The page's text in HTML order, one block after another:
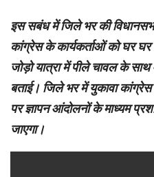
इस सबंध में जिले भर की
कांग्रेस के कार्यकर्ताओं को घर घर
जोड़ो यात्रा में पीले चावल के
बताई। जिले भर में युकावा
पर ज्ञापन आंदोलनों के माध्यम
जाएगा।